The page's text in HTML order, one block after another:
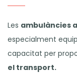
Les ambulàncies
especialment
capacitat per
el transport.